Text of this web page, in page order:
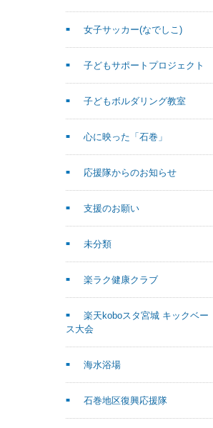
女子サッカー(なでしこ)
子どもサポートプロジェクト
子どもボルダリング教室
心に映った「石巻」
応援隊からのお知らせ
支援のお願い
未分類
楽ラク健康クラブ
楽天koboスタ宮城 キックベー
ス大会
海水浴場
石巻地区復興応援隊